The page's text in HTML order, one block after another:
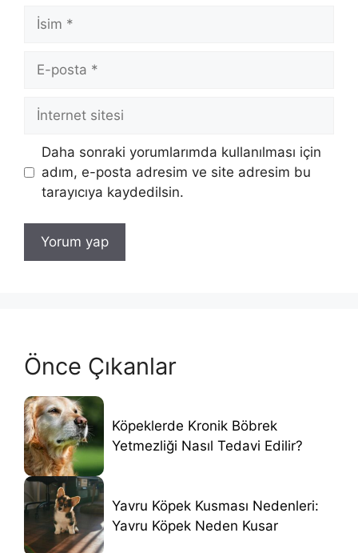
İsim
posta
İnternet
Daha sonraki yorumlarımda kullanılması için
adım, e-posta adresim ve site adresim bu
tarayıcıya kaydedilsin.
Önce Çıkanlar
Köpeklerde Kronik Böbrek
Yetmezliği Nasıl Tedavi Edilir?
Yavru Köpek Kusması Nedenleri:
Yavru Köpek Neden Kusar